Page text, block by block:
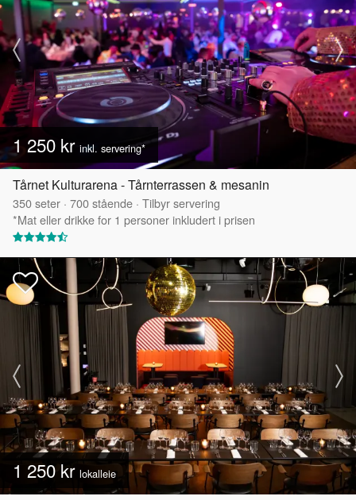
1 250 kr inkl. servering*
Tårnet Kulturarena - Tårnterrassen & mesanin
350seter · 700stående · Tilbyr servering
*Mat eller drikke for 1 personer inkludert i prisen
1 250 kr lokalleie